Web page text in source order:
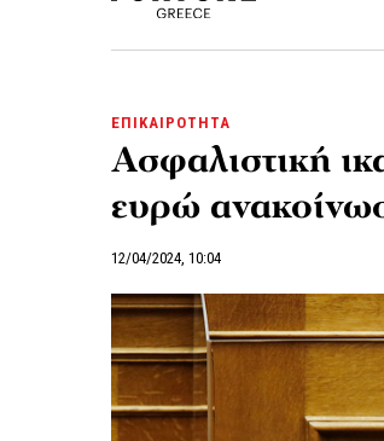
ΕΠΙΚΑΙΡΟΤΗΤΑ
Ασφαλιστική
ευρώ
12/04/2024, 10:04